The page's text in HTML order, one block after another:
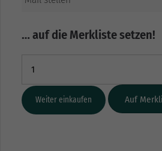
… auf die Merkliste setzen!
Weiter einkaufen